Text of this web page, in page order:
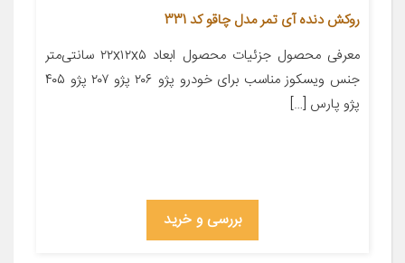
روکش دنده آی تمر مدل چاقو کد 331
معرفی محصول جزئیات محصول ابعاد ۲۲x۱۲x۵ سانتی‌متر
جنس ویسکوز مناسب برای خودرو پژو ۲۰۶ پژو ۲۰۷ پژو ۴۰۵
پژو پارس […]
بررسی و خرید